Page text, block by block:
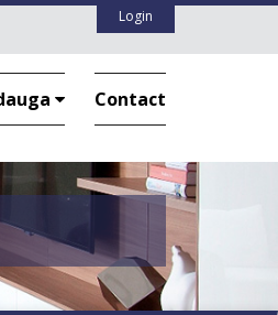
Login
Contact